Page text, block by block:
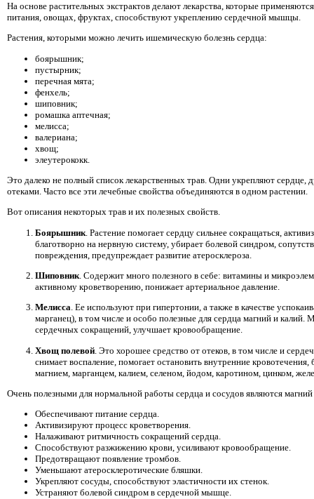
На основе растительных экстрактов делают лекарства, которые
питания, овощах, фруктах, способствуют укреплению сердечной мышцы.
Растения, которыми можно лечить ишемическую болезнь сердца:
боярышник;
пустырник;
перечная мята;
фенхель;
шиповник;
ромашка аптечная;
мелисса;
валериана;
хвощ;
элеутерококк.
Это далеко не полный список лекарственных трав. Одни укрепляют
отеками. Часто все эти лечебные свойства объединяются в одном растении.
Вот описания некоторых трав и их полезных свойств.
Боярышник . Растение помогает сердцу сильнее сокращаться,
благотворно на нервную систему, убирает болевой синдром,
повреждения, предупреждает развитие атеросклероза.
Шиповник. Содержит много полезного в себе: витамины и
активному кроветворению, понижает артериальное давление.
Мелисса. Ее используют при гипертонии, а также в качестве
марганец), в том числе и особо полезные для сердца магний и
сердечных сокращений, улучшает кровообращение.
Хвощ полевой . Это хорошее средство от отеков, в том числе и
снимает воспаление, помогает остановить внутренние
магнием, марганцем, калием, селеном, йодом, каротином, цинком,
Очень полезными для нормальной работы сердца и сосудов являются
Обеспечивают питание сердца.
Активизируют процесс кроветворения.
Налаживают ритмичность сокращений сердца.
Способствуют разжижению крови, усиливают кровообращение.
Предотвращают появление тромбов.
Уменьшают атеросклеротические бляшки.
Укрепляют сосуды, способствуют эластичности их стенок.
Устраняют болевой синдром в сердечной мышце.